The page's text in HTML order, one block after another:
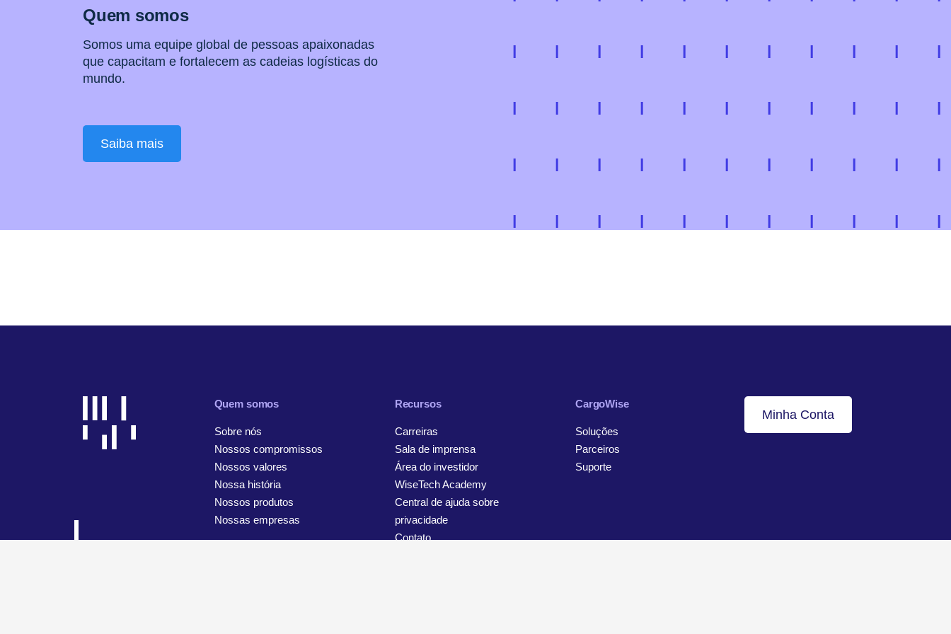
Quem somos
Somos uma equipe global de pessoas apaixonadas
que capacitam e fortalecem as cadeias logísticas do
mundo.
Saiba mais
Quem somos
Sobre nós
Nossos compromissos
Nossos valores
Nossa história
Nossos produtos
Nossas empresas
Recursos
Carreiras
Sala de imprensa
Área do investidor
WiseTech Academy
Central de ajuda sobre
privacidade
Contato
CargoWise
Soluções
Parceiros
Suporte
Minha Conta